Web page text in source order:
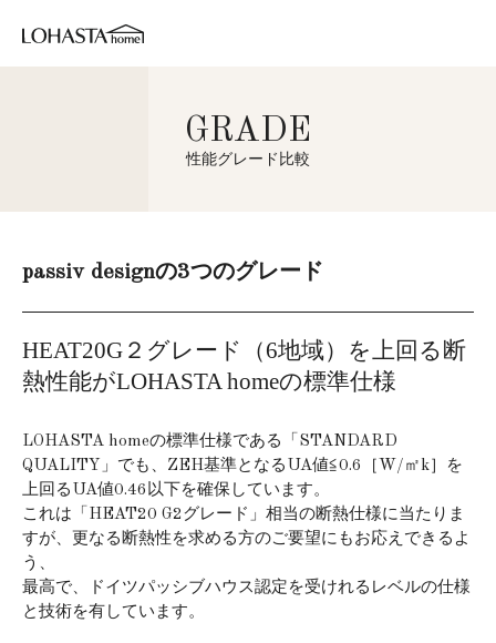
GRADE
性能グレード比較
passiv designの3つのグレード
HEAT20G２グレード（6地域）を上回る断
熱性能がLOHASTA homeの標準仕様
LOHASTA homeの標準仕様である「STANDARD
QUALITY」でも、ZEH基準となるUA値≦0.6［W/㎡k］を
上回るUA値0.46以下を確保しています。
これは「HEAT20 G2グレード」相当の断熱仕様に当たりま
すが、更なる断熱性を求める方のご要望にもお応えできるよ
う、
最高で、ドイツパッシブハウス認定を受けれるレベルの仕様
と技術を有しています。